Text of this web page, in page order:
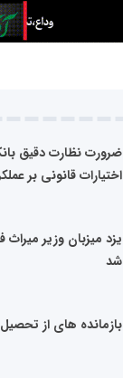
ضرورت نظارت دقیق
اختیارات قانونی بر
یزد میزبان وزیر
شد
بازمانده های از تحصیل به رقم